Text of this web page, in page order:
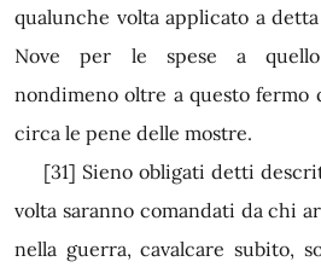
qualunche volta applicato a
Nove per le spese a quello
nondimeno oltre a questo fermo
circa le pene delle mostre.
[31] Sieno obligati detti
volta saranno comandati da chi
nella guerra, cavalcare subito,